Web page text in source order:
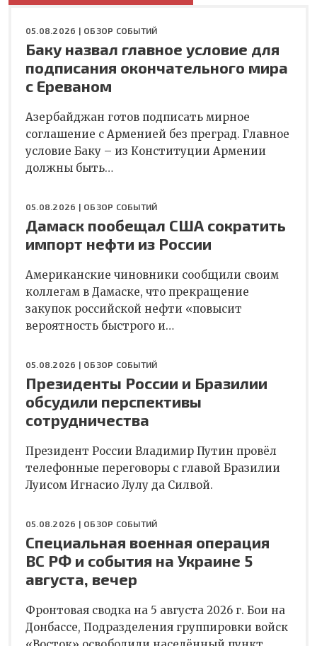
05.08.2026 | ОБЗОР СОБЫТИЙ
Баку назвал главное условие для
подписания окончательного мира
с Ереваном
Азербайджан готов подписать мирное
соглашение с Арменией без преград. Главное
условие Баку – из Конституции Армении
должны быть…
05.08.2026 | ОБЗОР СОБЫТИЙ
Дамаск пообещал США сократить
импорт нефти из России
Американские чиновники сообщили своим
коллегам в Дамаске, что прекращение
закупок российской нефти «повысит
вероятность быстрого и…
05.08.2026 | ОБЗОР СОБЫТИЙ
Президенты России и Бразилии
обсудили перспективы
сотрудничества
Президент России Владимир Путин провёл
телефонные переговоры с главой Бразилии
Луисом Игнасио Лулу да Силвой.
05.08.2026 | ОБЗОР СОБЫТИЙ
Специальная военная операция
ВС РФ и события на Украине 5
августа, вечер
Фронтовая сводка на 5 августа 2026 г. Бои на
Донбассе, Подразделения группировки войск